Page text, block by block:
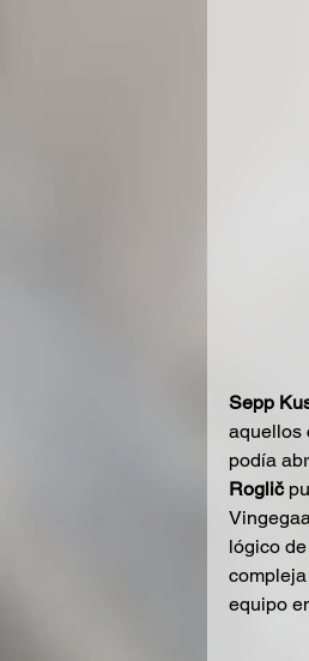
Sepp
aquellos
podía
Roglič
lógico
equipo